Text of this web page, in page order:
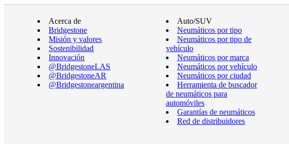
Acerca de
Bridgestone
Misión y valores
Sostenibilidad
Innovación
@BridgestoneLAS
@BridgestoneAR
@Bridgestoneargentina
Auto/SUV
Neumáticos por tipo
Neumáticos por tipo de
vehículo
Neumáticos por marca
Neumáticos por vehículo
Neumáticos por ciudad
Herramienta de buscador
de neumáticos para
automóviles
Garantías de neumáticos
Red de distribuidores